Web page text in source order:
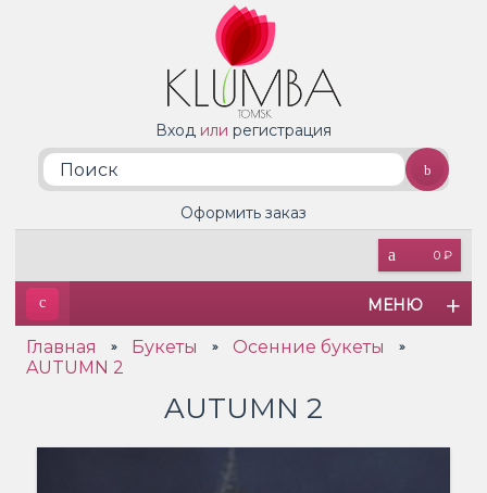
Вход или регистрация
0 ₽
Оформить заказ
МЕНЮ
Главная » Букеты » Осенние букеты »
AUTUMN 2
AUTUMN 2